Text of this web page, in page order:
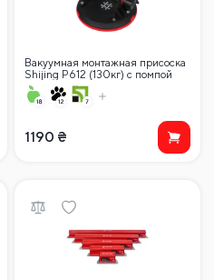
Вакуумная монтажная присоска
Shijing P612 (130кг) с помпой
вакуумная монтажная присоска
Shijing P612 (130кг)
1190 ₴